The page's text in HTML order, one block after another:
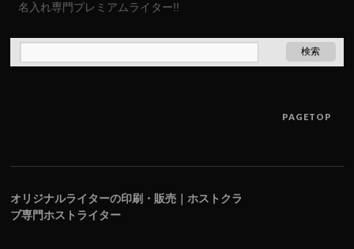
名入れ専門プレミアムライター!!
PAGETOP
オリジナルライターの印刷・販売｜ホストクラ
ブ専門ホストライター